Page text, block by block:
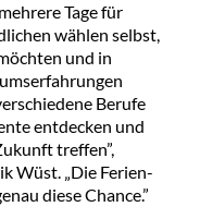
Tage für
wählen selbst,
und in
Berufe
entdecken und
treffen”,
Wüst. „Die Ferien-
diese Chance.”